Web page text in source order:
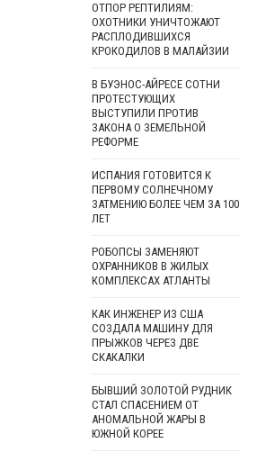
ОТПОР РЕПТИЛИЯМ:
ОХОТНИКИ УНИЧТОЖАЮТ
РАСПЛОДИВШИХСЯ
КРОКОДИЛОВ В МАЛАЙЗИИ
В БУЭНОС-АЙРЕСЕ СОТНИ
ПРОТЕСТУЮЩИХ
ВЫСТУПИЛИ ПРОТИВ
ЗАКОНА О ЗЕМЕЛЬНОЙ
РЕФОРМЕ
ИСПАНИЯ ГОТОВИТСЯ К
ПЕРВОМУ СОЛНЕЧНОМУ
ЗАТМЕНИЮ БОЛЕЕ ЧЕМ ЗА 100
ЛЕТ
РОБОПСЫ ЗАМЕНЯЮТ
ОХРАННИКОВ В ЖИЛЫХ
КОМПЛЕКСАХ АТЛАНТЫ
КАК ИНЖЕНЕР ИЗ США
СОЗДАЛА МАШИНУ ДЛЯ
ПРЫЖКОВ ЧЕРЕЗ ДВЕ
СКАКАЛКИ
БЫВШИЙ ЗОЛОТОЙ РУДНИК
СТАЛ СПАСЕНИЕМ ОТ
АНОМАЛЬНОЙ ЖАРЫ В
ЮЖНОЙ КОРЕЕ